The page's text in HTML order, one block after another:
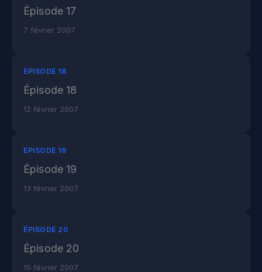
Épisode 17
7 février 2007
ÉPISODE 18
Épisode 18
12 février 2007
ÉPISODE 19
Épisode 19
13 février 2007
ÉPISODE 20
Épisode 20
15 février 2007